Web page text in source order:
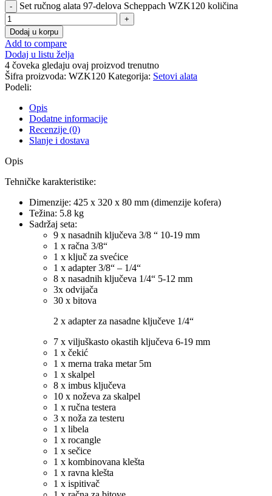
Set ručnog alata 97-delova Scheppach WZK120 količina
Dodaj u korpu
Add to compare
Dodaj u listu želja
4 čoveka gledaju ovaj proizvod trenutno
Šifra proizvoda: WZK120 Kategorija: Setovi alata
Podeli:
Opis
Dodatne informacije
Recenzije (0)
Slanje i dostava
Opis
Tehničke karakteristike:
Dimenzije: 425 x 320 x 80 mm (dimenzije kofera)
Težina: 5.8 kg
Sadržaj seta:
9 x nasadnih ključeva 3/8 “ 10-19 mm
1 x račna 3/8“
1 x ključ za svećice
1 x adapter 3/8“ – 1/4“
8 x nasadnih ključeva 1/4“ 5-12 mm
3x odvijača
30 x bitova
2 x adapter za nasadne ključeve 1/4“
7 x viljuškasto okastih ključeva 6-19 mm
1 x čekić
1 x merna traka metar 5m
1 x skalpel
8 x imbus ključeva
10 x noževa za skalpel
1 x ručna testera
3 x noža za testeru
1 x libela
1 x rocangle
1 x sečice
1 x kombinovana klešta
1 x ravna klešta
1 x ispitivač